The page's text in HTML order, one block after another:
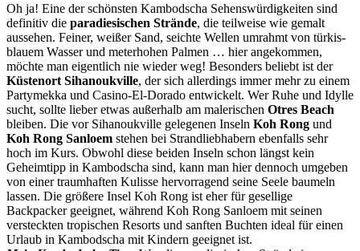
Oh ja! Eine der schönsten Kambodscha Sehenswürdigkeiten sind
definitiv die paradiesischen Strände, die teilweise wie gemalt
aussehen. Feiner, weißer Sand, seichte Wellen umrahmt von türkis-
blauem Wasser und meterhohen Palmen … hier angekommen,
möchte man eigentlich nie wieder weg! Besonders beliebt ist der
Küstenort Sihanoukville, der sich allerdings immer mehr zu einem
Partymekka und Casino-El-Dorado entwickelt. Wer Ruhe und Idylle
sucht, sollte lieber etwas außerhalb am malerischen Otres Beach
bleiben. Die vor Sihanoukville gelegenen Inseln Koh Rong und
Koh Rong Sanloem stehen bei Strandliebhabern ebenfalls sehr
hoch im Kurs. Obwohl diese beiden Inseln schon längst kein
Geheimtipp in Kambodscha sind, kann man hier dennoch umgeben
von einer traumhaften Kulisse hervorragend seine Seele baumeln
lassen. Die größere Insel Koh Rong ist eher für gesellige
Backpacker geeignet, während Koh Rong Sanloem mit seinen
versteckten tropischen Resorts und sanften Buchten ideal für einen
Urlaub in Kambodscha mit Kindern geeignet ist.